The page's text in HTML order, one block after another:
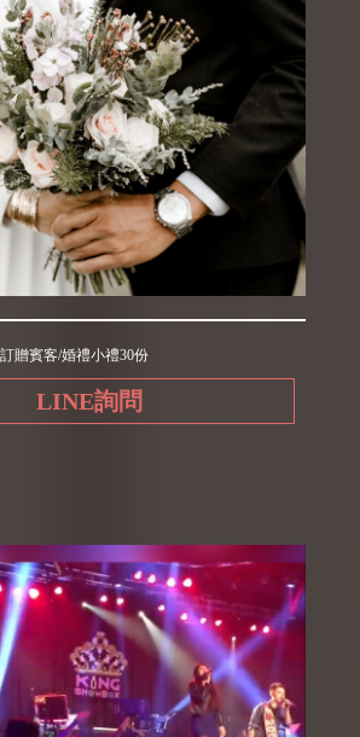
贈賓客/婚禮小禮30份
LINE詢問